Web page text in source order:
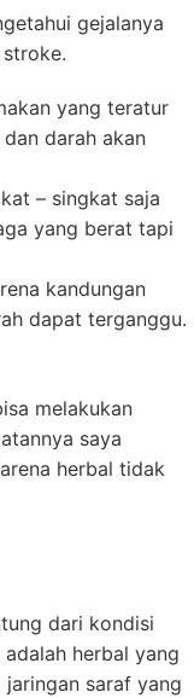
gejalanya
yang teratur
darah akan
– singkat saja
yang berat tapi
kandungan
dapat terganggu.
melakukan
saya
herbal tidak
dari kondisi
herbal yang
saraf yang